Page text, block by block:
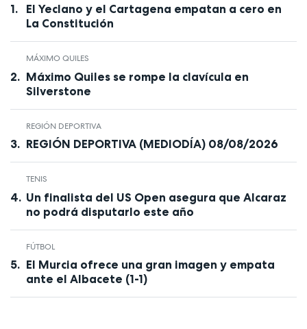
El Yeclano y el Cartagena empatan a cero en
La Constitución
MÁXIMO QUILES
Máximo Quiles se rompe la clavícula en
Silverstone
REGIÓN DEPORTIVA
REGIÓN DEPORTIVA (MEDIODÍA) 08/08/2026
TENIS
Un finalista del US Open asegura que Alcaraz
no podrá disputarlo este año
FÚTBOL
El Murcia ofrece una gran imagen y empata
ante el Albacete (1-1)